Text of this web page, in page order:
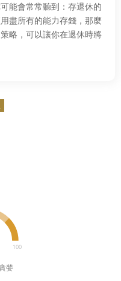
能會常常聽到：存退休的
盡所有的能力存錢，那麼
略，可以讓你在退休時將
100
婪